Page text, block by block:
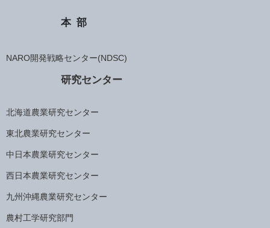
本部
NARO開発戦略センター(NDSC)
研究センター
北海道農業研究センター
東北農業研究センター
中日本農業研究センター
西日本農業研究センター
九州沖縄農業研究センター
農村工学研究部門